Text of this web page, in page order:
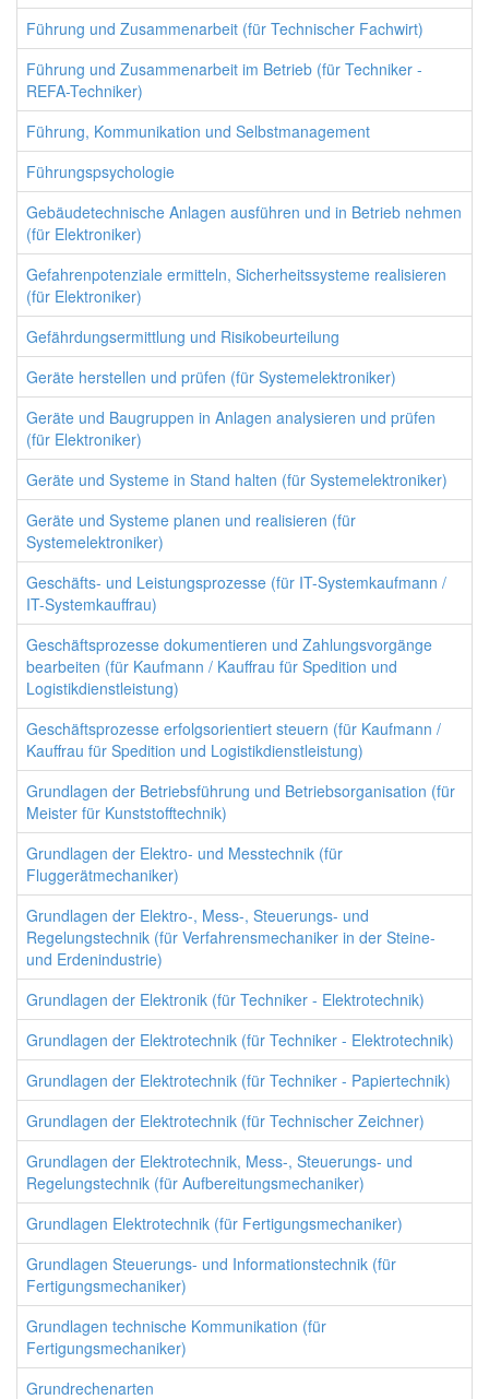
Führung und Zusammenarbeit (für Technischer Fachwirt)
Führung und Zusammenarbeit im Betrieb (für Techniker -
REFA-Techniker)
Führung, Kommunikation und Selbstmanagement
Führungspsychologie
Gebäudetechnische Anlagen ausführen und in Betrieb nehmen
(für Elektroniker)
Gefahrenpotenziale ermitteln, Sicherheitssysteme realisieren
(für Elektroniker)
Gefährdungsermittlung und Risikobeurteilung
Geräte herstellen und prüfen (für Systemelektroniker)
Geräte und Baugruppen in Anlagen analysieren und prüfen
(für Elektroniker)
Geräte und Systeme in Stand halten (für Systemelektroniker)
Geräte und Systeme planen und realisieren (für
Systemelektroniker)
Geschäfts- und Leistungsprozesse (für IT-Systemkaufmann /
IT-Systemkauffrau)
Geschäftsprozesse dokumentieren und Zahlungsvorgänge
bearbeiten (für Kaufmann / Kauffrau für Spedition und
Logistikdienstleistung)
Geschäftsprozesse erfolgsorientiert steuern (für Kaufmann /
Kauffrau für Spedition und Logistikdienstleistung)
Grundlagen der Betriebsführung und Betriebsorganisation (für
Meister für Kunststofftechnik)
Grundlagen der Elektro- und Messtechnik (für
Fluggerätmechaniker)
Grundlagen der Elektro-, Mess-, Steuerungs- und
Regelungstechnik (für Verfahrensmechaniker in der Steine-
und Erdenindustrie)
Grundlagen der Elektronik (für Techniker - Elektrotechnik)
Grundlagen der Elektrotechnik (für Techniker - Elektrotechnik)
Grundlagen der Elektrotechnik (für Techniker - Papiertechnik)
Grundlagen der Elektrotechnik (für Technischer Zeichner)
Grundlagen der Elektrotechnik, Mess-, Steuerungs- und
Regelungstechnik (für Aufbereitungsmechaniker)
Grundlagen Elektrotechnik (für Fertigungsmechaniker)
Grundlagen Steuerungs- und Informationstechnik (für
Fertigungsmechaniker)
Grundlagen technische Kommunikation (für
Fertigungsmechaniker)
Grundrechenarten